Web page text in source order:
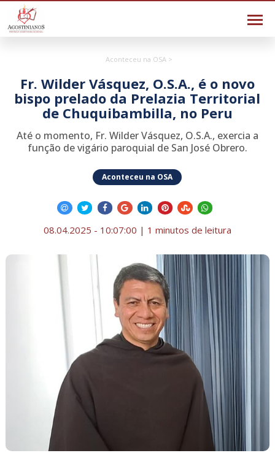
Aconteceu na OSA >
Fr. Wilder Vásquez, O.S.A., é o novo
bispo prelado da Prelazia Territorial
de Chuquibambilla, no Peru
Até o momento, Fr. Wilder Vásquez, O.S.A., exercia a
função de vigário paroquial de San José Obrero.
Aconteceu na OSA
08.04.2025 - 10:07:00 | 1 minutos de leitura